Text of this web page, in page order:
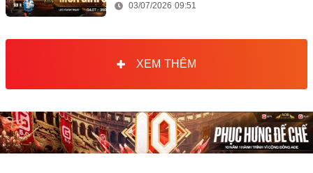
03/07/2026 09:51
XEM THÊM